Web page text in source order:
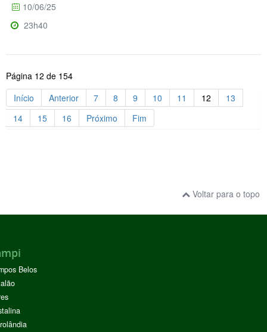
10/06/25
23h40
Página 12 de 154
Início
Anterior 7 8 9 10 11 12
13
14
15 16 Próximo Fim
Voltar para o topo
Belos